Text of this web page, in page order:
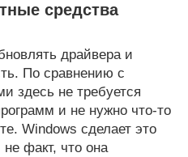
средства
драйвера и
По сравнению с
здесь не требуется
и не нужно что-то
Windows сделает это
факт, что она